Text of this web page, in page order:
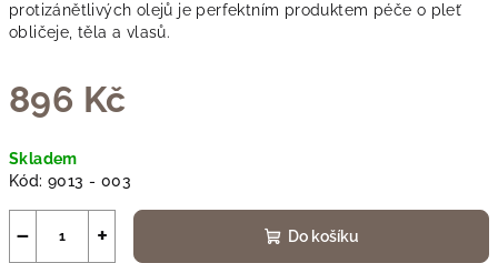
protizánětlivých olejů je perfektním produktem péče o pleť
obličeje, těla a vlasů.
896 Kč
cena:
Skladem
Kód: 9013 - 003
+
− Do košíku